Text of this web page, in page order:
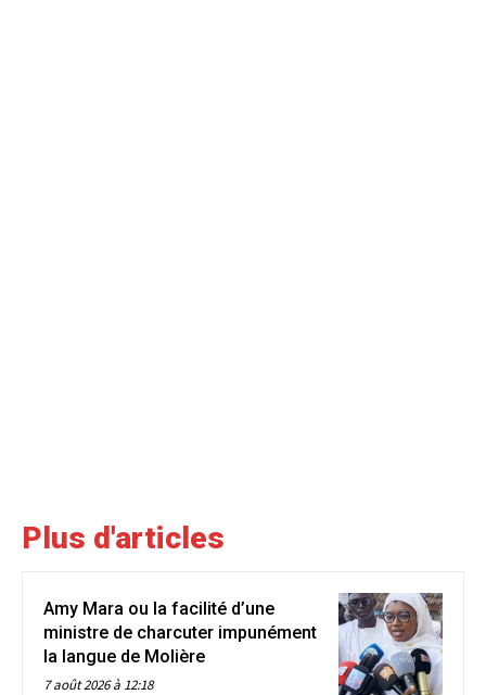
Plus d'articles
Amy Mara ou la facilité d’une
ministre de charcuter impunément
la langue de Molière
7 août 2026 à 12:18